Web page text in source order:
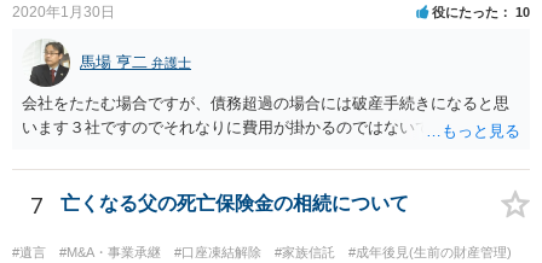
2020年1月30日 役にたった 10
馬場 亨二 弁護士
会社をたたむ場合ですが、債務超過の場合には破産手続きになると思
います３社ですのでそれなりに費用が掛かるのではないでしょうか。
7 亡くなる父の死亡保険金の相続について
#遺言 #M&A・事業承継 #口座凍結解除 #家族信託 #成年後見(生前の財産管理)